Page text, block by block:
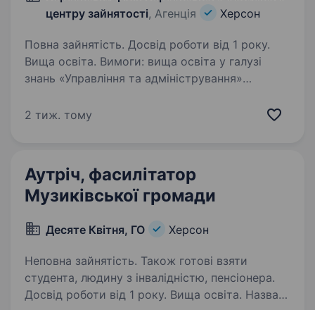
центру зайнятості, Агенція Херсон
Повна зайнятість. Досвід роботи від 1 року.
Вища освіта. Вимоги: вища освіта у галузі
знань «Управління та адміністрування»
«Облік і оподаткування», «Економіка
2 тиж. тому
Аутріч, фасилітатор
Музиківської громади
Десяте Квітня, ГО Херсон
Неповна зайнятість. Також готові взяти
студента, людину з інвалідністю, пенсіонера.
Досвід роботи від 1 року. Вища освіта. Назва